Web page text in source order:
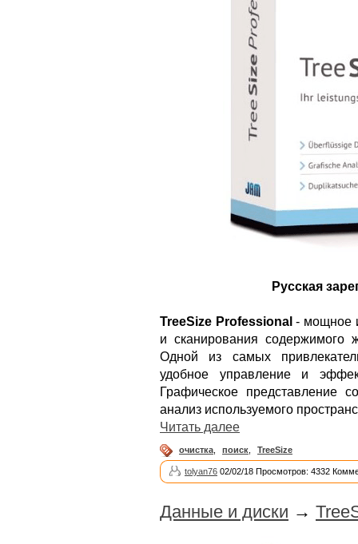
Русская
TreeSize Professional - мощное
и сканирования содержимого
Одной из самых
удобное управление и
Графическое представление
анализ используемого
Читать далее
очистка поиск TreeSize
tolyan76 02/02/18 Просмотров: 4332
Данные и диски →